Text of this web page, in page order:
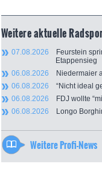
Weitere aktuelle
07.08.2026 Feurstein
Etappensieg
06.08.2026 Niedermaier
06.08.2026 “Nicht ideal
06.08.2026 FDJ wollte
06.08.2026 Longo
Weitere Profi-News